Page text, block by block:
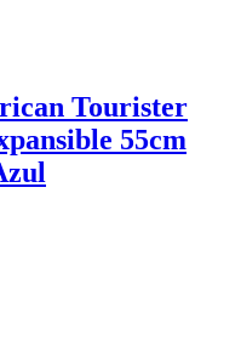
Tourister
55cm